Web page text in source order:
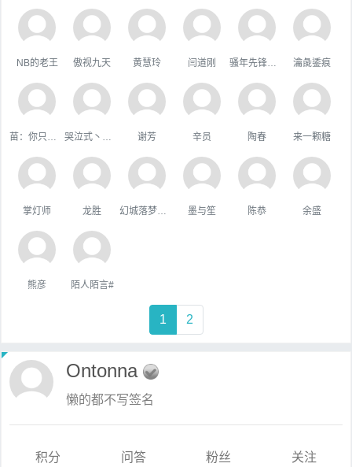
NB的老王 傲视九天 黄慧玲 闫道刚 瀹彘鋈痕
谢芳 辛员 陶春 来一颗糖
掌灯师 龙胜 墨与笙 陈恭 余盛
熊彦 陌人陌言#
1 2
Ontonna
懒的都不写签名
积分
问答
粉丝
关注